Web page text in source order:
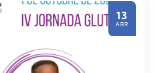
13
ABR